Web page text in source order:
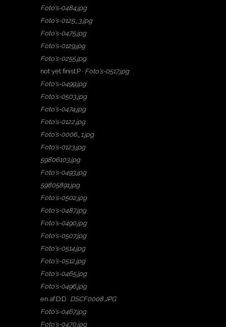
Foto's-0484.jpg
Foto's-0125_3.jpg
Foto's-0475.jpg
Foto's-0129.jpg
Foto's-0255.jpg
not yet finist:P · Foto's-0517.jpg
Foto's-0499.jpg
Foto's-0503.jpg
Foto's-0474.jpg
Foto's-0122.jpg
Foto's-0006_1.jpg
Foto's-0123.jpg
59806103.jpg
Foto's-0493.jpg
59805891.jpg
Foto's-0502.jpg
Foto's-0487.jpg
Foto's-0490.jpg
Foto's-0507.jpg
Foto's-0514.jpg
Foto's-0512.jpg
Foto's-0465.jpg
Foto's-0496.jpg
en af:D:D · DSCF0008.JPG
Foto's-0467.jpg
Foto's-0470.jpg